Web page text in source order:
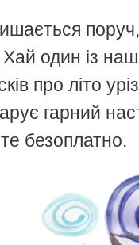
Хай один із
про літо
гарний
безоплатно.